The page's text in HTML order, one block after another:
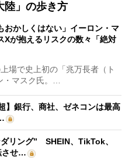
陸」の歩き方
おかしくはない」イーロン・マ
Xが抱えるリスクの数々「絶対
場で史上初の「兆万長者（ト
・マスク氏。…
】銀行、商社、ゼネコンは最高
リング” SHEIN、TikTok、
させ…